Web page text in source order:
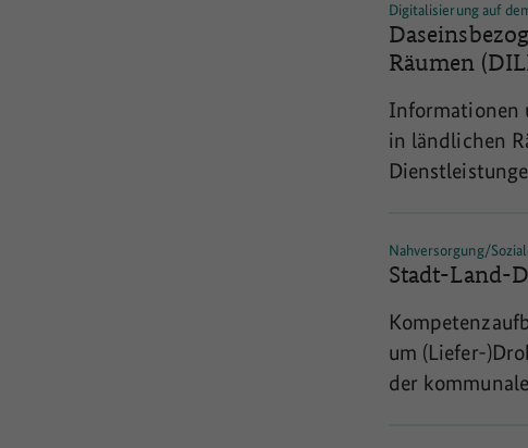
zu etablieren:
im Landkreis
Digitalisierung auf
Räumen
Informationen
in ländlichen
machen und
Projekt die
Altersgruppen
wird erfasst,
Nahversorgung/
Stadt-Land-
um (Liefer-
der